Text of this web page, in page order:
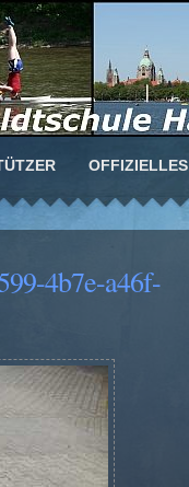
OFFIZIELLES
4b7e-a46f-